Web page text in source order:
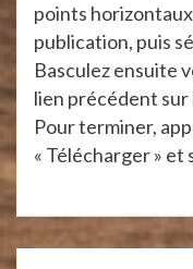
points
publication, puis
Basculez ensuite
lien précédent sur
Pour terminer,
« Télécharger »